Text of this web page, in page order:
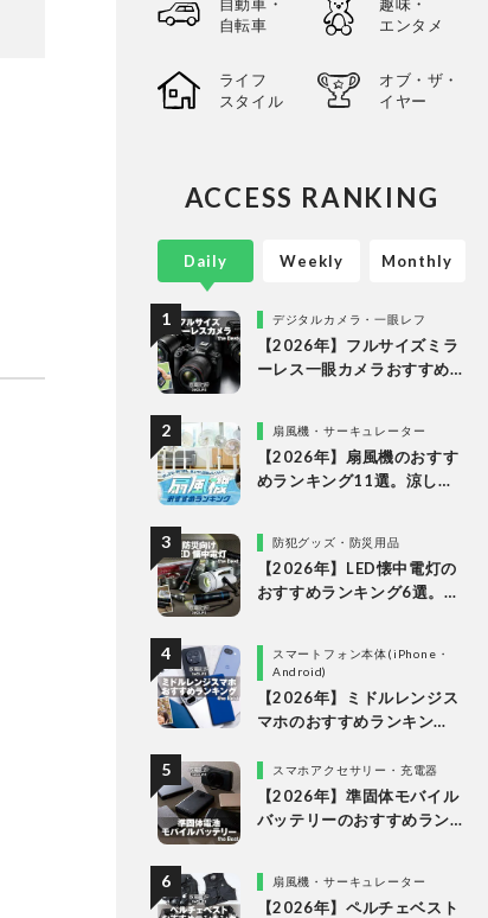
自転車
エンタメ
ライフ
スタイル
オブ・ザ・
イヤー
ACCESS RANKING
Daily
デジタルカメラ・一眼レフ
【2026年】フルサイズミラ
ーレス一眼カメラおすすめ
扇風機・サーキュレーター
【2026年】扇風機のおすす
めランキング11選。涼しい
防犯グッズ・防災用品
【2026年】LED懐中電灯の
おすすめランキング6選。防
スマートフォン本体(iPhone・
Android)
【2026年】ミドルレンジス
マホのおすすめランキン
を比較
スマホアクセサリー・充電器
【2026年】準固体モバイル
バッテリーのおすすめラン
扇風機・サーキュレーター
【2026年】ペルチェベスト
Weekly Monthly